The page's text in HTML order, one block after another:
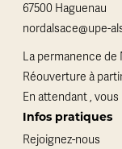
67500 Haguenau
nordalsace@upe-
La permanence de
Réouverture à
En attendant ,
Infos pratiques
Rejoignez-nous